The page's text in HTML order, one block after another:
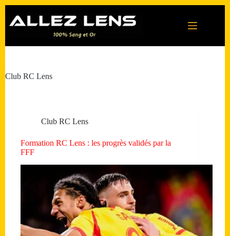
contenu
Club RC Lens
Club RC Lens
Formation RC Lens : les progrès validés par la
FFF